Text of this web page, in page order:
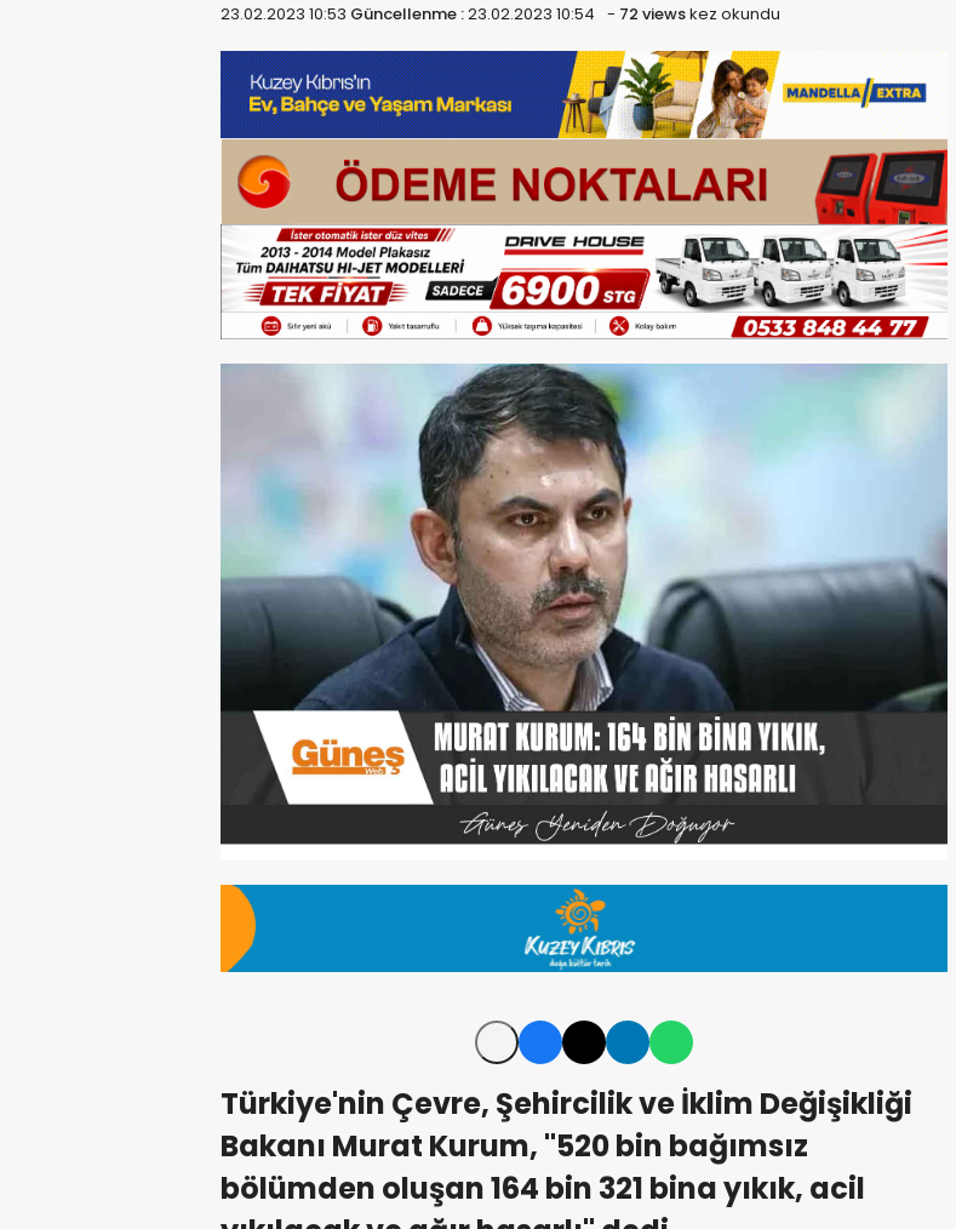
23.02.2023 10:53 Güncellenme :23.02.2023 10:54 - 72 viewskez okundu
Türkiye'nin Çevre, Şehircilik ve İklim Değişikliği
Bakanı Murat Kurum, "520 bin bağımsız
bölümden oluşan 164 bin 321 bina yıkık, acil